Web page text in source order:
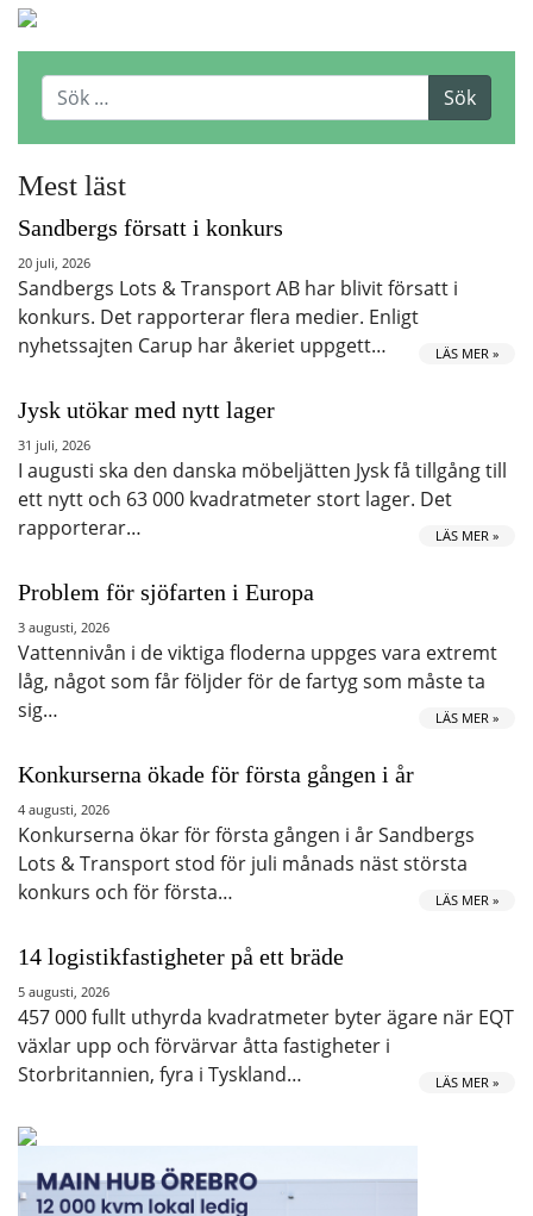
Mest läst
Sandbergs försatt i konkurs
20 juli, 2026
Sandbergs Lots & Transport AB har blivit försatt i
konkurs. Det rapporterar flera medier. Enligt
nyhetssajten Carup har åkeriet uppgett…
LÄS MER »
Jysk utökar med nytt lager
31 juli, 2026
I augusti ska den danska möbeljätten Jysk få tillgång till
ett nytt och 63 000 kvadratmeter stort lager. Det
rapporterar…
LÄS MER »
Problem för sjöfarten i Europa
3 augusti, 2026
Vattennivån i de viktiga floderna uppges vara extremt
låg, något som får följder för de fartyg som måste ta
sig…
LÄS MER »
Konkurserna ökade för första gången i år
4 augusti, 2026
Konkurserna ökar för första gången i år Sandbergs
Lots & Transport stod för juli månads näst största
konkurs och för första…
LÄS MER »
14 logistikfastigheter på ett bräde
5 augusti, 2026
457 000 fullt uthyrda kvadratmeter byter ägare när EQT
växlar upp och förvärvar åtta fastigheter i
Storbritannien, fyra i Tyskland…
LÄS MER »